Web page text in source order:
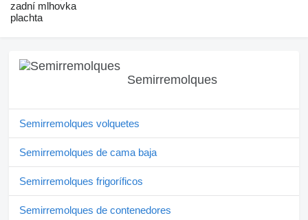
zadní mlhovka
plachta
Semirremolques
Semirremolques volquetes
Semirremolques de cama baja
Semirremolques frigoríficos
Semirremolques de contenedores